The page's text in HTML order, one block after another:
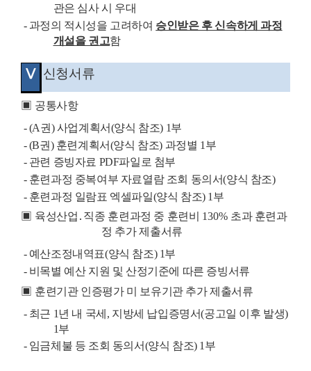
관은 심사 시 우대
- 과정의 적시성을 고려하여 승인받은 후 신속하게 과정
개설을 권고함
Ⅴ 신청서류
▣ 공통사항
- (A권)사업계획서(양식 참조) 1부
- (B권) 훈련계획서(양식 참조) 과정별 1 부
- 관련 증빙자료 PDF파일로 첨부
- 훈련과정 중복여부 자료열람 조회 동의서(양식 참조)
- 훈련과정 일람표 엑셀파일(양식 참조) 1 부
▣ 육성산업 ․ 직종 훈련과정 중 훈련비 130% 초과 훈련과
정 추가 제출서류
- 예산조정내역표(양식 참조) 1부
- 비목별 예산 지원 및 산정기준에 따른 증빙서류
▣ 훈련기관 인증평가 미 보유기관 추가 제출서류
- 최근 1 년 내 국세 , 지방세 납입증명서(공고일 이후 발생)
1부
- 임금체불 등 조회 동의서(양식 참조) 1 부